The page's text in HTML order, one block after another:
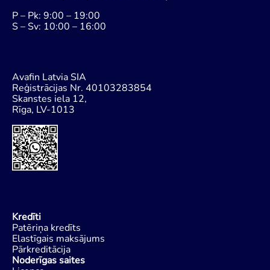
P – Pk: 9:00 – 19:00
S – Sv: 10:00 – 16:00
Avafin Latvia SIA
Reģistrācijas Nr. 40103283854
Skanstes iela 12,
Rīga, LV-1013
Kredīti
Patēriņa kredīts
Elastīgais maksājums
Pārkreditācija
Noderīgas saites